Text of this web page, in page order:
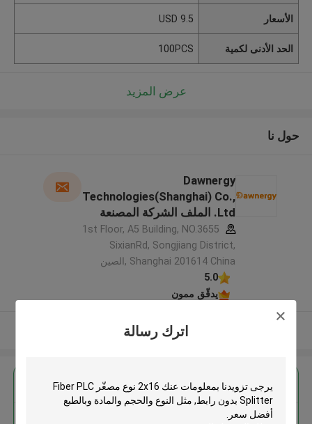
اترك رسالة
الأسعار 9.5 USD
الحد الأدنى لكمية 100PCS
عرض المزيد
حول نا
Dawnergy
Technologies(Shanghai) Co.,
Ltd. الملف الشركة المصنعة
1st Floor, A5 Building, NO.3655
SixianRd, Songjiang District,
Shanghai 201614 China ,الصين
5.0
يدقّق ممون
عرض المزيد
احصل على افضل سعر ل